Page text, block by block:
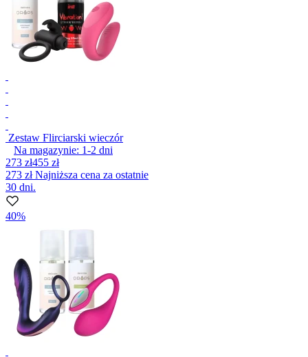
Zestaw Flirciarski wieczór
Na magazynie: 1-2 dni
273 zł455 zł
273 złNajniższa cena za ostatnie
30 dni.
40%